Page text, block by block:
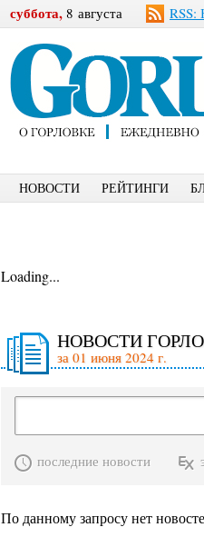
суббота, 8 августа RSS:
НОВОСТИ РЕЙТИНГИ
Loading...
НОВОСТИ
за 01 июня 2024 г.
последние новости
По данному запросу нет